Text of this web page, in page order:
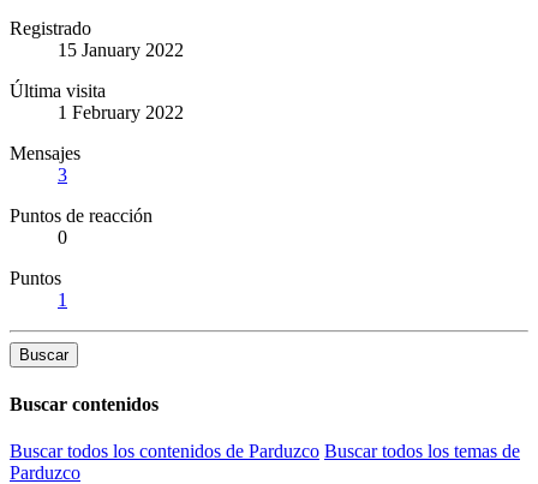
Registrado
15 January 2022
Última visita
1 February 2022
Mensajes
3
Puntos de reacción
0
Puntos
1
Buscar
Buscar contenidos
Buscar todos los contenidos de Parduzco Buscar todos los temas de
Parduzco